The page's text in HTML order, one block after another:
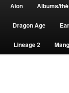
Aion Albums/
Dragon Age
Lineage 2